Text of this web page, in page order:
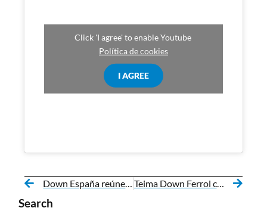
Click 'I agree' to enable Youtube
Política de cookies
I AGREE
Down España reúne en Badaxoz a máis de 620 persoas no Encontro Nacional de Familias de Persoas coa síndrome de Down Teima Down Ferrol conmemora o seu 30 aniversario cunha xornada sobre dereitos humanos
Search